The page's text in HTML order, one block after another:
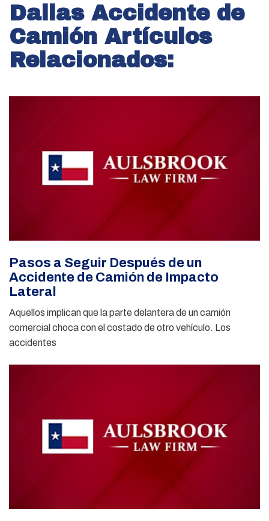
Dallas Accidente de
Camión Artículos
Relacionados:
Pasos a Seguir Después de un
Accidente de Camión de Impacto
Lateral
Aquellos implican que la parte delantera de un camión
comercial choca con el costado de otro vehículo. Los
accidentes